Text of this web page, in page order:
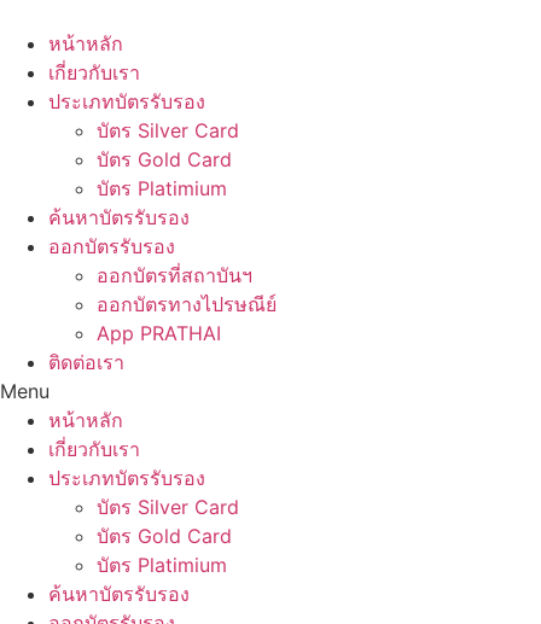
content
หน้าหลัก
เกี่ยวกับเรา
ประเภทบัตรรับรอง
บัตร Silver Card
บัตร Gold Card
บัตร Platimium
ค้นหาบัตรรับรอง
ออกบัตรรับรอง
ออกบัตรที่สถาบันฯ
ออกบัตรทางไปรษณีย์
App PRATHAI
ติดต่อเรา
Menu
หน้าหลัก
เกี่ยวกับเรา
ประเภทบัตรรับรอง
บัตร Silver Card
บัตร Gold Card
บัตร Platimium
ค้นหาบัตรรับรอง